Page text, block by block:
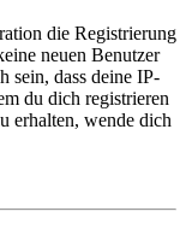
die Registrierung
neuen Benutzer
sein, dass deine IP-
du dich registrieren
erhalten, wende dich